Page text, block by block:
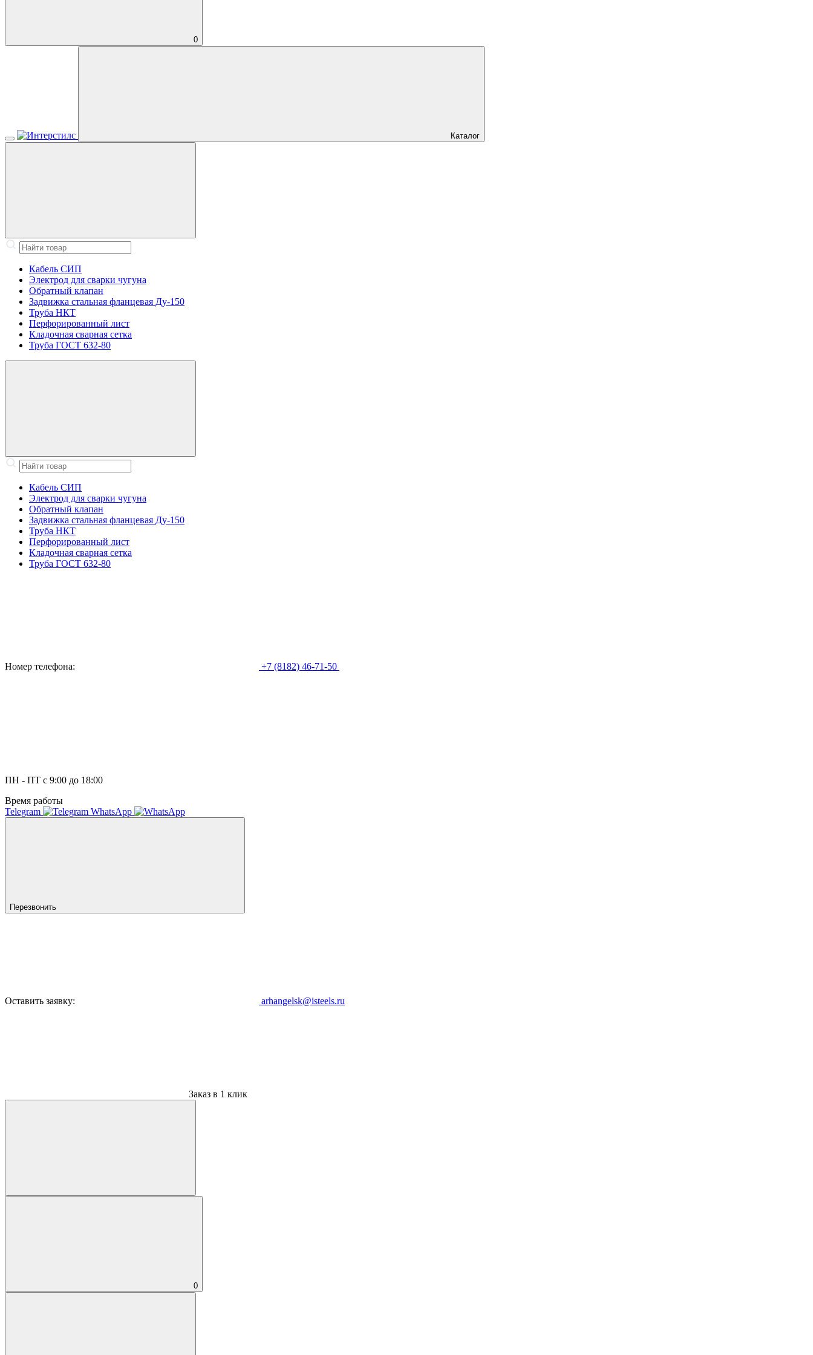
0
Каталог
Кабель СИП
Электрод для сварки чугуна
Обратный клапан
Задвижка стальная фланцевая Ду-150
Труба НКТ
Перфорированный лист
Кладочная сварная сетка
Труба ГОСТ 632-80
Кабель СИП
Электрод для сварки чугуна
Обратный клапан
Задвижка стальная фланцевая Ду-150
Труба НКТ
Перфорированный лист
Кладочная сварная сетка
Труба ГОСТ 632-80
Номер телефона: +7 (8182) 46-71-50
ПН - ПТ с 9:00 до 18:00
Время работы
Telegram
WhatsApp
Перезвонить
Оставить заявку: arhangelsk@isteels.ru
Заказ в 1 клик
0